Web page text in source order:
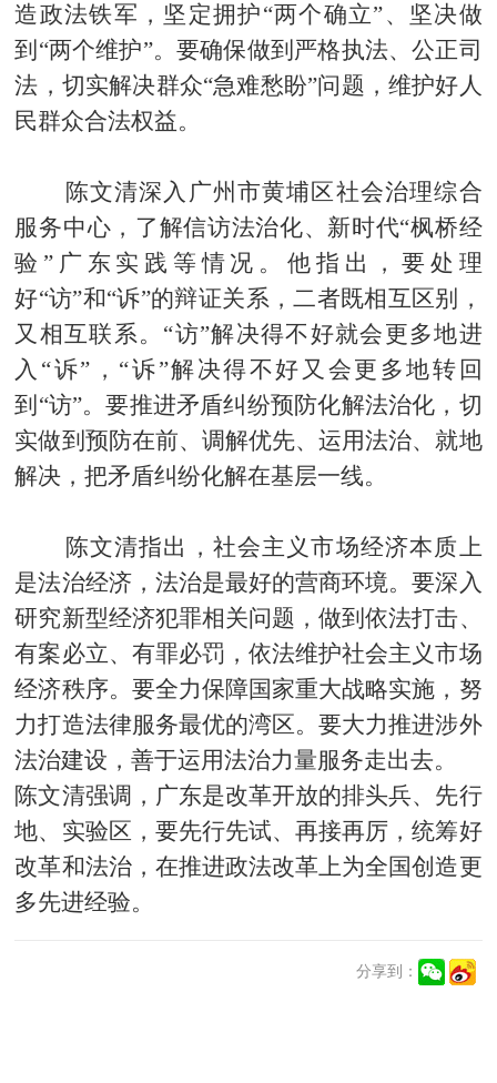
造政法铁军，坚定拥护“两个确立”、坚决做
到“两个维护”。要确保做到严格执法、公正司
法，切实解决群众“急难愁盼”问题，维护好人
民群众合法权益。
陈文清深入广州市黄埔区社会治理综合
服务中心，了解信访法治化、新时代“枫桥经
验”广东实践等情况。他指出，要处理
好“访”和“诉”的辩证关系，二者既相互区别，
又相互联系。“访”解决得不好就会更多地进
入“诉”，“诉”解决得不好又会更多地转回
到“访”。要推进矛盾纠纷预防化解法治化，切
实做到预防在前、调解优先、运用法治、就地
解决，把矛盾纠纷化解在基层一线。
陈文清指出，社会主义市场经济本质上
是法治经济，法治是最好的营商环境。要深入
研究新型经济犯罪相关问题，做到依法打击、
有案必立、有罪必罚，依法维护社会主义市场
经济秩序。要全力保障国家重大战略实施，努
力打造法律服务最优的湾区。要大力推进涉外
法治建设，善于运用法治力量服务走出去。
陈文清强调，广东是改革开放的排头兵、先行
地、实验区，要先行先试、再接再厉，统筹好
改革和法治，在推进政法改革上为全国创造更
多先进经验。
分享到：